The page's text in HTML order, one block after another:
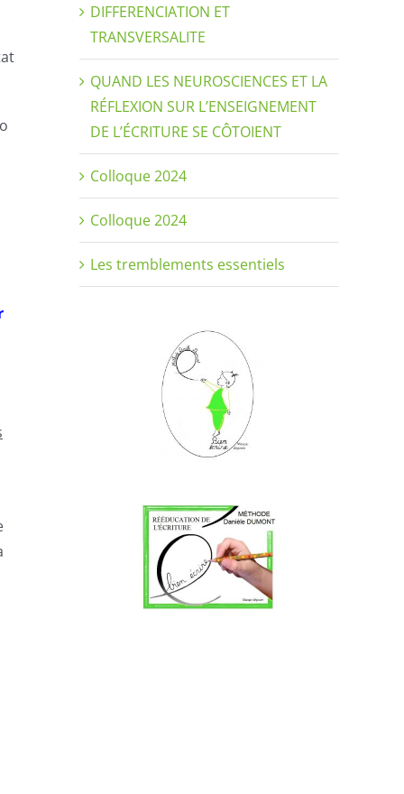
DIFFERENCIATION ET
TRANSVERSALITE
QUAND LES NEUROSCIENCES ET LA
RÉFLEXION SUR L’ENSEIGNEMENT
DE L’ÉCRITURE SE CÔTOIENT
Colloque 2024
Colloque 2024
Les tremblements essentiels